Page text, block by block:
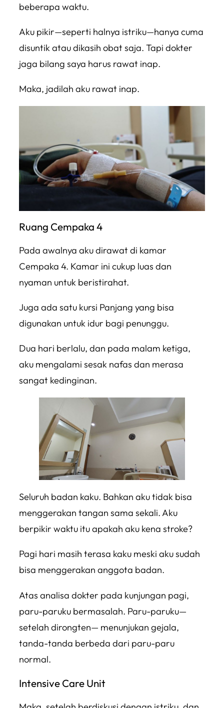
beberapa waktu.
Aku pikir—seperti halnya istriku—hanya cuma
disuntik atau dikasih obat saja. Tapi dokter
jaga bilang saya harus rawat inap.
Maka, jadilah aku rawat inap.
Ruang Cempaka 4
Pada awalnya aku dirawat di kamar
Cempaka 4. Kamar ini cukup luas dan
nyaman untuk beristirahat.
Juga ada satu kursi Panjang yang bisa
digunakan untuk idur bagi penunggu.
Dua hari berlalu, dan pada malam ketiga,
aku mengalami sesak nafas dan merasa
sangat kedinginan.
Seluruh badan kaku. Bahkan aku tidak bisa
menggerakan tangan sama sekali. Aku
berpikir waktu itu apakah aku kena stroke?
Pagi hari masih terasa kaku meski aku sudah
bisa menggerakan anggota badan.
Atas analisa dokter pada kunjungan pagi,
paru-paruku bermasalah. Paru-paruku—
setelah dirongten— menunjukan gejala,
tanda-tanda berbeda dari paru-paru
normal.
Intensive Care Unit